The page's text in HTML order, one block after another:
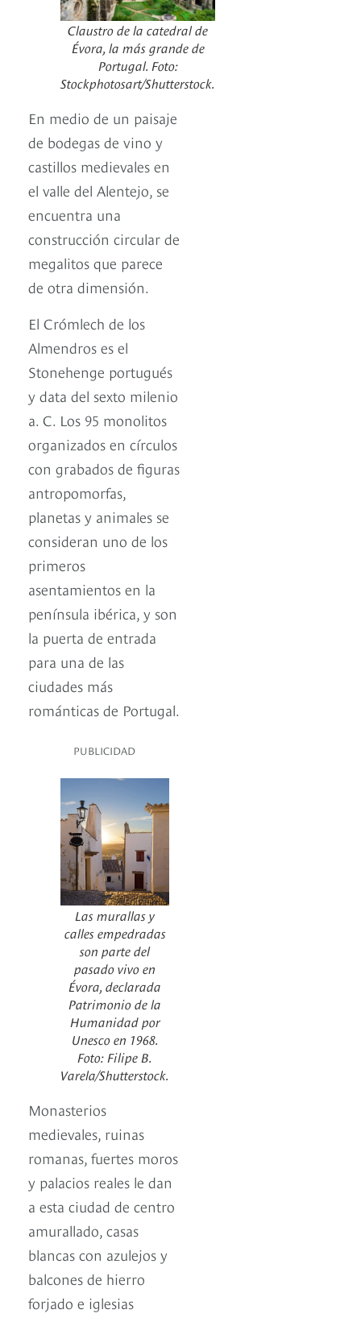
Claustro de la catedral de
Évora, la más grande de
Portugal. Foto:
Stockphotosart/Shutterstock.
En medio de un paisaje
de bodegas de vino y
castillos medievales en
el valle del Alentejo, se
encuentra una
construcción circular de
megalitos que parece
de otra dimensión.
El Crómlech de los
Almendros es el
Stonehenge portugués
y data del sexto milenio
a. C. Los 95 monolitos
organizados en círculos
con grabados de figuras
antropomorfas,
planetas y animales se
consideran uno de los
primeros
asentamientos en la
península ibérica, y son
la puerta de entrada
para una de las
ciudades más
románticas de Portugal.
PUBLICIDAD
Las murallas y
calles empedradas
son parte del
pasado vivo en
Évora, declarada
Patrimonio de la
Humanidad por
Unesco en 1968.
Foto: Filipe B.
Varela/Shutterstock.
Monasterios
medievales, ruinas
romanas, fuertes moros
y palacios reales le dan
a esta ciudad de centro
amurallado, casas
blancas con azulejos y
balcones de hierro
forjado e iglesias